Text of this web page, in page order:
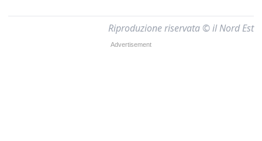
Riproduzione riservata © il Nord Est